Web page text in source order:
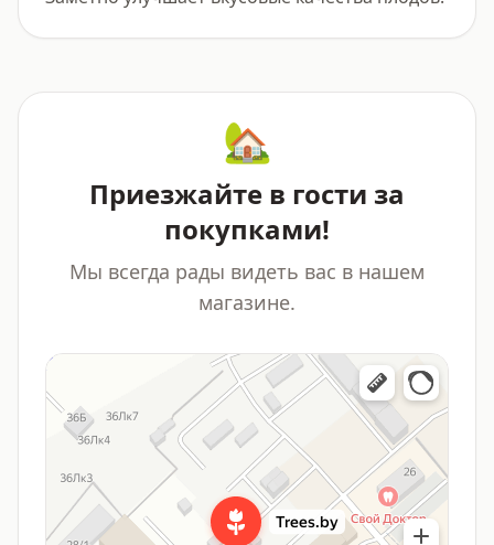
🏡
Приезжайте в гости за
покупками!
Мы всегда рады видеть вас в нашем
магазине.